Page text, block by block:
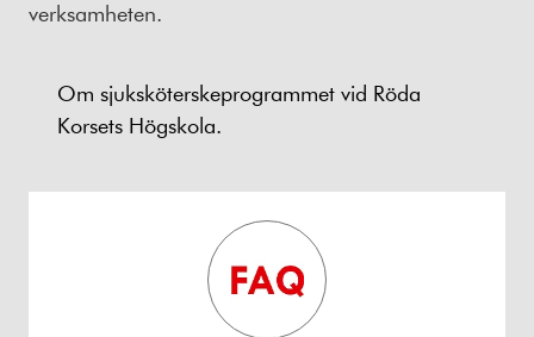
verksamheten.
Om sjuksköterskeprogrammet vid Röda
Korsets Högskola.